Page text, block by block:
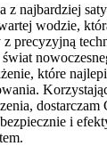
z najbardziej
wodzie,
precyzyjną
które
dostarczam
i